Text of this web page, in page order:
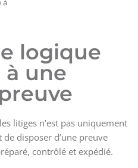
à
logique
une
litiges n’est pas uniquement
de disposer d’une preuve
contrôlé et expédié.